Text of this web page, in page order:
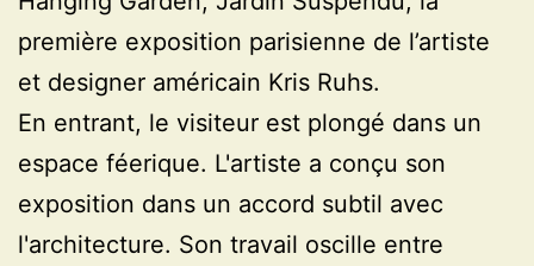
première exposition parisienne de l’artiste
et designer américain Kris Ruhs.
En entrant, le visiteur est plongé dans un
espace féerique. L'artiste a conçu son
exposition dans un accord subtil avec
l'architecture. Son travail oscille entre